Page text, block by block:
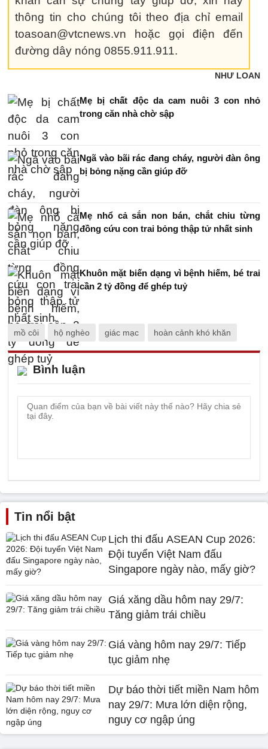
thông tin cho chúng tôi theo địa chỉ email
toasoan@vtcnews.vn hoặc gọi điện đến
đường dây nóng 0855.911.911.
NHƯ LOAN
Mẹ bị chất độc da cam nuôi 3 con nhỏ
trong căn nhà chờ sập
Ngã vào bãi rác đang cháy, người đàn ông
bị bỏng nặng cần giúp đỡ
Mẹ nhổ cả sắn non bán, chắt chiu từng
đồng cứu con trai bỏng thập tử nhất sinh
Khuôn mặt biến dạng vì bệnh hiếm, bé trai
cần 2 tỷ đồng để ghép tuỷ
mồ côi hộ nghèo giác mạc hoàn cảnh khó khăn
Bình luận
Tin nổi bật
Lịch thi đấu ASEAN Cup 2026:
Đội tuyển Việt Nam đấu
Singapore ngày nào, mấy giờ?
Giá xăng dầu hôm nay 29/7:
Tăng giảm trái chiều
Giá vàng hôm nay 29/7: Tiếp
tục giảm nhẹ
Dự báo thời tiết miền Nam hôm
nay 29/7: Mưa lớn diện rộng,
nguy cơ ngập úng